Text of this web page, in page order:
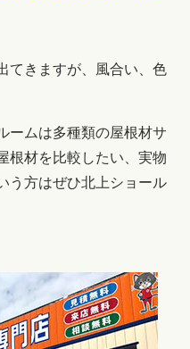
てきますが、風合い、色
ームは多種類の屋根材サ
根材を比較したい、実物
う方はぜひ北上ショール